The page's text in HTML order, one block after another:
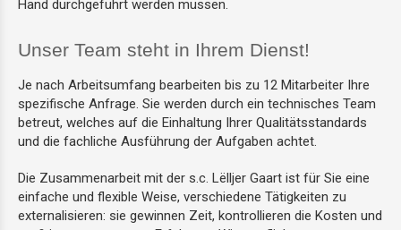
Hand durchgeführt werden müssen.
Unser Team steht in Ihrem Dienst!
Je nach Arbeitsumfang bearbeiten bis zu 12 Mitarbeiter Ihre
spezifische Anfrage. Sie werden durch ein technisches Team
betreut, welches auf die Einhaltung Ihrer Qualitätsstandards
und die fachliche Ausführung der Aufgaben achtet.
Die Zusammenarbeit mit der s.c. Lëlljer Gaart ist für Sie eine
einfache und flexible Weise, verschiedene Tätigkeiten zu
externalisieren: sie gewinnen Zeit, kontrollieren die Kosten und